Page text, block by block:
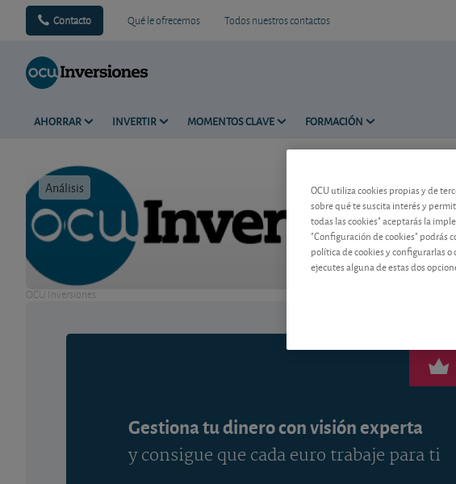
Contacto Qué le ofrecemos Todos nuestros contactos
AHORRAR INVERTIR MOMENTOS CLAVE FORMACIÓN
Análisis Tiempo de lectura: 3 min.
OCU Inversiones
Gestiona tu dinero con visión experta
y consigue que cada euro trabaje para ti
OCU utiliza cookies propias y de
sobre qué te suscita interés y
todas las cookies" aceptarás la
"Configuración de cookies" podrás
política de cookies y configurarlas
ejecutes alguna de estas dos